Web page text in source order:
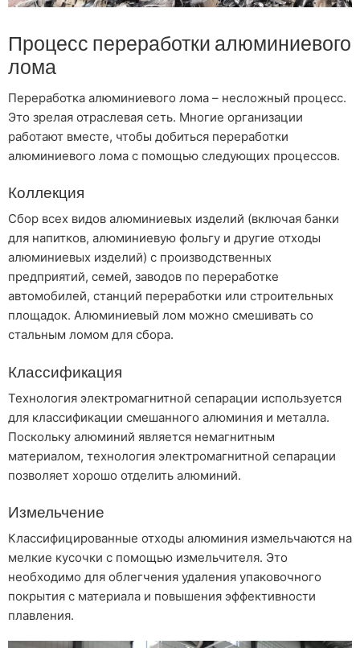
Процесс переработки алюминиевого
лома
Переработка алюминиевого лома – несложный процесс.
Это зрелая отраслевая сеть. Многие организации
работают вместе, чтобы добиться переработки
алюминиевого лома с помощью следующих процессов.
Коллекция
Сбор всех видов алюминиевых изделий (включая банки
для напитков, алюминиевую фольгу и другие отходы
алюминиевых изделий) с производственных
предприятий, семей, заводов по переработке
автомобилей, станций переработки или строительных
площадок. Алюминиевый лом можно смешивать со
стальным ломом для сбора.
Классификация
Технология электромагнитной сепарации используется
для классификации смешанного алюминия и металла.
Поскольку алюминий является немагнитным
материалом, технология электромагнитной сепарации
позволяет хорошо отделить алюминий.
Измельчение
Классифицированные отходы алюминия измельчаются на
мелкие кусочки с помощью измельчителя. Это
необходимо для облегчения удаления упаковочного
покрытия с материала и повышения эффективности
плавления.